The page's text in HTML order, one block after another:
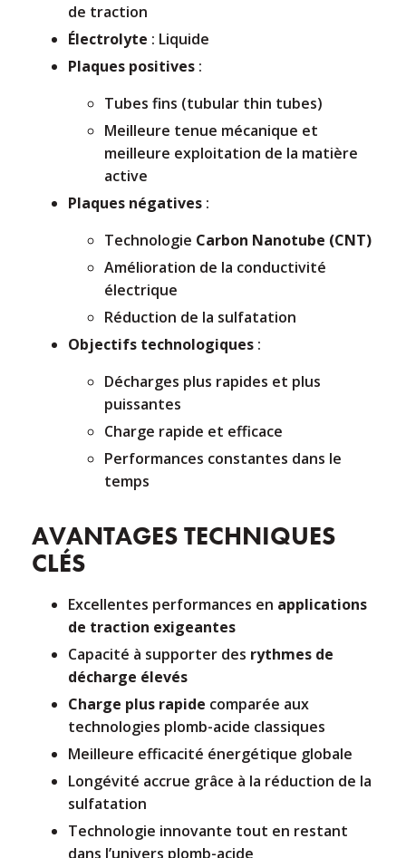
de traction
Électrolyte : Liquide
Plaques positives :
Tubes fins (tubular thin tubes)
Meilleure tenue mécanique et
meilleure exploitation de la matière
active
Plaques négatives :
Technologie Carbon Nanotube (CNT)
Amélioration de la conductivité
électrique
Réduction de la sulfatation
Objectifs technologiques :
Décharges plus rapides et plus
puissantes
Charge rapide et efficace
Performances constantes dans le
temps
AVANTAGES TECHNIQUES
CLÉS
Excellentes performances en applications
de traction exigeantes
Capacité à supporter des rythmes de
décharge élevés
Charge plus rapide comparée aux
technologies plomb-acide classiques
Meilleure efficacité énergétique globale
Longévité accrue grâce à la réduction de la
sulfatation
Technologie innovante tout en restant
dans l’univers plomb-acide